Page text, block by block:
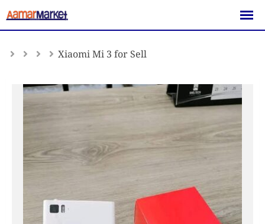
Skip
to
Xiaomi Mi 3 for Sell